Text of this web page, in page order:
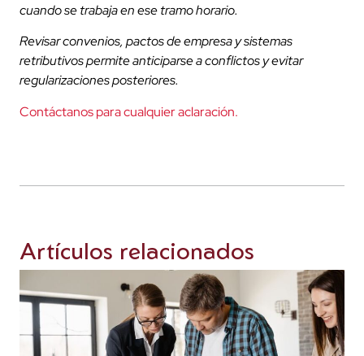
cuando se trabaja en ese tramo horario.
Revisar convenios, pactos de empresa y sistemas
retributivos permite anticiparse a conflictos y evitar
regularizaciones posteriores.
Contáctanos para cualquier aclaración.
Artículos relacionados